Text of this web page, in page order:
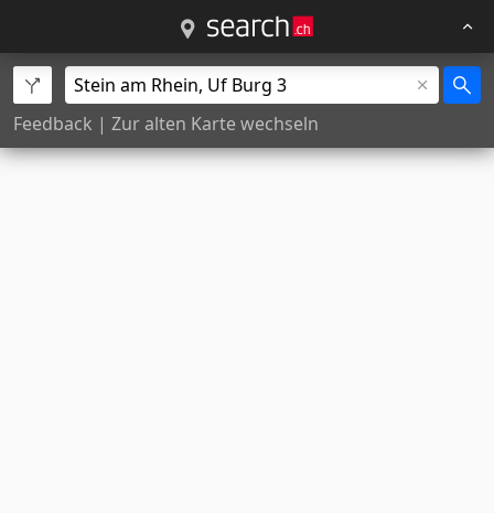
Feedback | Zur alten Karte wechseln